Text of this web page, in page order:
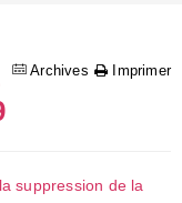
Archives Imprimer
suppression de la